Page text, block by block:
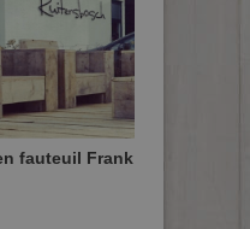
fauteuil Frank